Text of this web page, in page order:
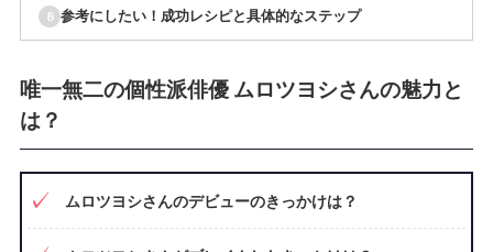
参考にしたい！成功レシピと具体的なステップ
唯一無二の個性派俳優 ムロツヨシさんの魅力と
は？
ムロツヨシさんのデビューのきっかけは？